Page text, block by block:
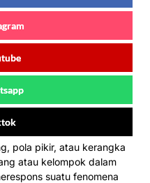
pola pikir, atau kerangka
atau kelompok dalam
suatu fenomena